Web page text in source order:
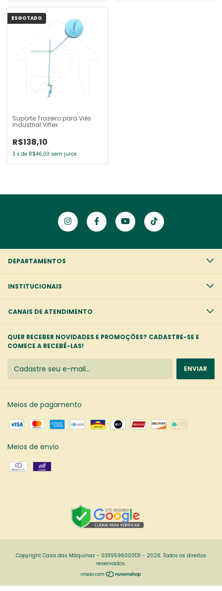
ESGOTADO
Suporte Trazeiro para Viés
Industrial Viflex
R$138,10
3 x de R$46,03 sem juros
DEPARTAMENTOS
INSTITUCIONAIS
CANAIS DE ATENDIMENTO
QUER RECEBER NOVIDADES E PROMOÇÕES? CADASTRE-SE E
COMECE A RECEBÊ-LAS!
Meios de pagamento
Meios de envio
Copyright Casa das Máquinas - 03119596000131 - 2026. Todos os direitos
reservados.